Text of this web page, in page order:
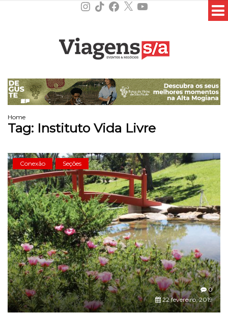
Instagram
TikTokFacebook
X YouTube
Home
Tag: Instituto Vida Livre
Conexão Seções
0
22 fevereiro, 2019